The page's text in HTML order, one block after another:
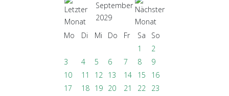
September
2029
Mo
Di Mi Do Fr Sa
So
1
2
3
4 5 6 7 8
9
10
11 12 13 14 15
16
17
18 19 20 21 22
23